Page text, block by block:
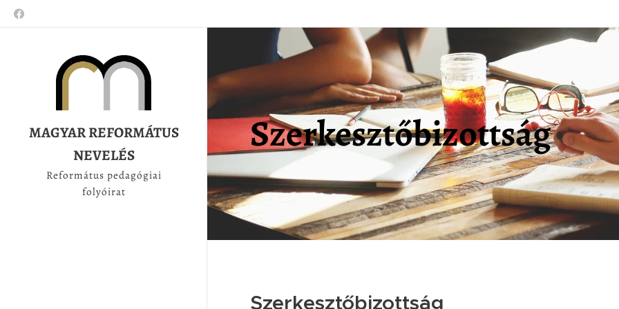
MAGYAR REFORMÁTUS
NEVELÉS
Református pedagógiai
folyóirat
Szerkesztőbizottság
Szerkesztőbizottság